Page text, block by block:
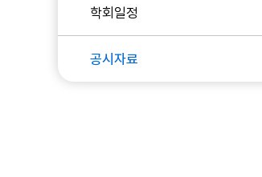
학회일정
공시자료